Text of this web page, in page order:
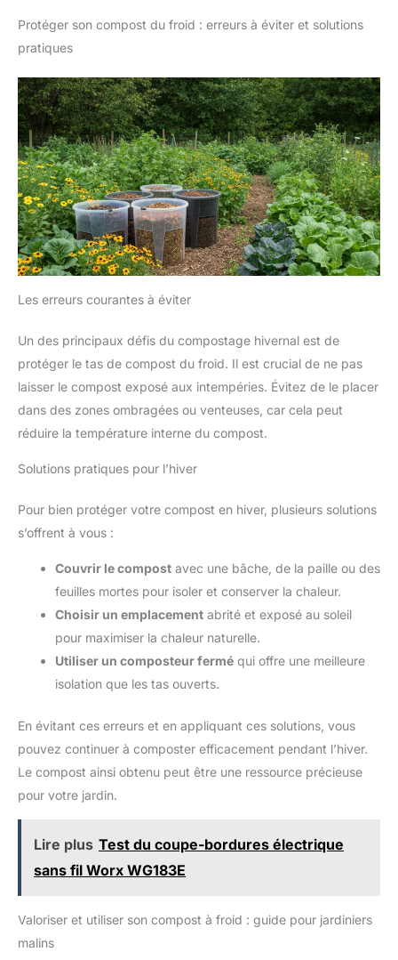
Protéger son compost du froid : erreurs à éviter et solutions
pratiques
Les erreurs courantes à éviter
Un des principaux défis du compostage hivernal est de
protéger le tas de compost du froid. Il est crucial de ne pas
laisser le compost exposé aux intempéries. Évitez de le placer
dans des zones ombragées ou venteuses, car cela peut
réduire la température interne du compost.
Solutions pratiques pour l’hiver
Pour bien protéger votre compost en hiver, plusieurs solutions
s’offrent à vous :
Couvrir le compost avec une bâche, de la paille ou des
feuilles mortes pour isoler et conserver la chaleur.
Choisir un emplacement abrité et exposé au soleil
pour maximiser la chaleur naturelle.
Utiliser un composteur fermé qui offre une meilleure
isolation que les tas ouverts.
En évitant ces erreurs et en appliquant ces solutions, vous
pouvez continuer à composter efficacement pendant l’hiver.
Le compost ainsi obtenu peut être une ressource précieuse
pour votre jardin.
Lire plus Test du coupe-bordures électrique
sans fil Worx WG183E
Valoriser et utiliser son compost à froid : guide pour jardiniers
malins